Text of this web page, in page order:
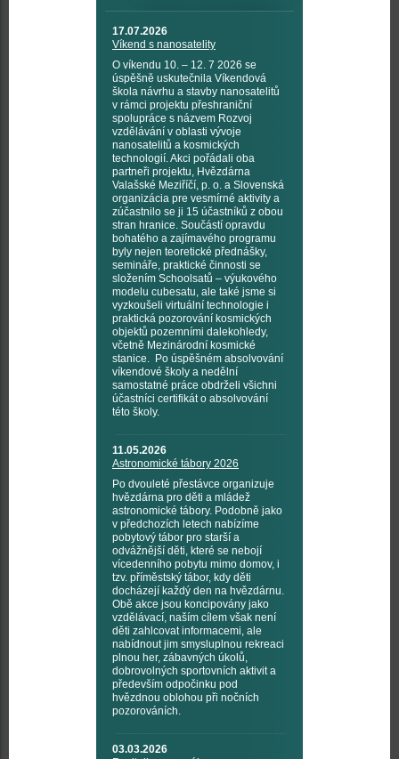
17.07.2026
Víkend s nanosatelity
O víkendu 10. – 12. 7 2026 se
úspěšně uskutečnila Víkendová
škola návrhu a stavby nanosatelitů
v rámci projektu přeshraniční
spolupráce s názvem Rozvoj
vzdělávání v oblasti vývoje
nanosatelitů a kosmických
technologií. Akci pořádali oba
partneři projektu, Hvězdárna
Valašské Meziříčí, p. o. a Slovenská
organizácia pre vesmírné aktivity a
zúčastnilo se ji 15 účastníků z obou
stran hranice. Součástí opravdu
bohatého a zajímavého programu
byly nejen teoretické přednášky,
semináře, praktické činnosti se
složením Schoolsatů – výukového
modelu cubesatu, ale také jsme si
vyzkoušeli virtuální technologie i
praktická pozorování kosmických
objektů pozemními dalekohledy,
včetně Mezinárodní kosmické
stanice. Po úspěšném absolvování
víkendové školy a nedělní
samostatné práce obdrželi všichni
účastníci certifikát o absolvování
této školy.
11.05.2026
Astronomické tábory 2026
Po dvouleté přestávce organizuje
hvězdárna pro děti a mládež
astronomické tábory. Podobně jako
v předchozích letech nabízíme
pobytový tábor pro starší a
odvážnější děti, které se nebojí
vícedenního pobytu mimo domov, i
tzv. příměstský tábor, kdy děti
docházejí každý den na hvězdárnu.
Obě akce jsou koncipovány jako
vzdělávací, naším cílem však není
děti zahlcovat informacemi, ale
nabídnout jim smysluplnou rekreaci
plnou her, zábavných úkolů,
dobrovolných sportovních aktivit a
především odpočinku pod
hvězdnou oblohou při nočních
pozorováních.
03.03.2026